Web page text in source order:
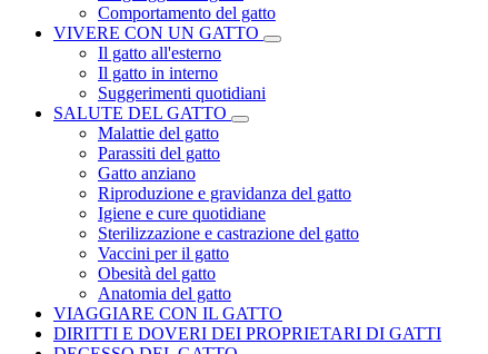
Comportamento del gatto
VIVERE CON UN GATTO
Il gatto all'esterno
Il gatto in interno
Suggerimenti quotidiani
SALUTE DEL GATTO
Malattie del gatto
Parassiti del gatto
Gatto anziano
Riproduzione e gravidanza del gatto
Igiene e cure quotidiane
Sterilizzazione e castrazione del gatto
Vaccini per il gatto
Obesità del gatto
Anatomia del gatto
VIAGGIARE CON IL GATTO
DIRITTI E DOVERI DEI PROPRIETARI DI GATTI